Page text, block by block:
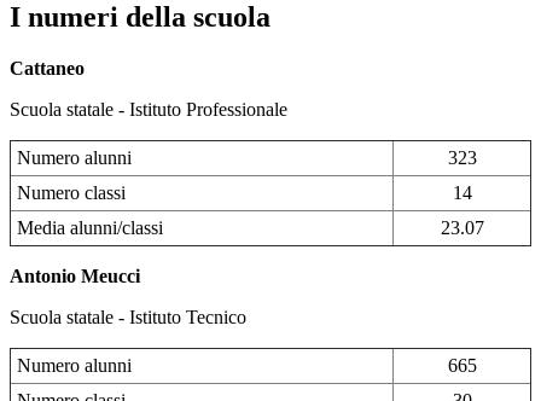
I numeri della scuola
Cattaneo
Scuola statale - Istituto Professionale
Numero alunni
323
Numero classi
14
Media alunni/classi
23.07
Antonio Meucci
Scuola statale - Istituto Tecnico
Numero alunni
665